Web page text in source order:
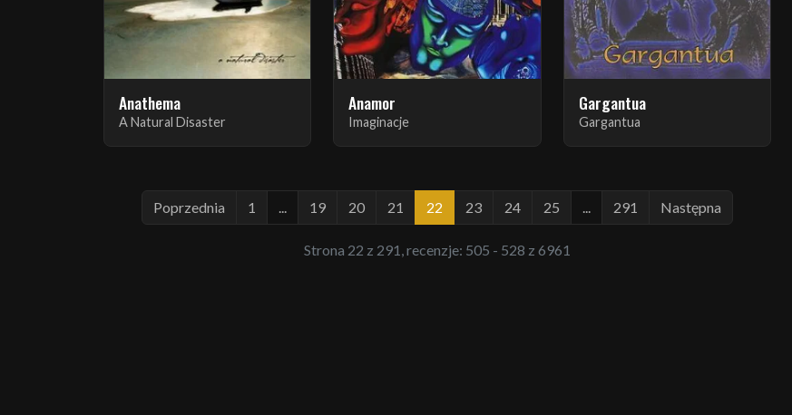
Anathema
A Natural Disaster
Anamor
Imaginacje
Gargantua
Gargantua
Poprzednia 1 19 20 21 22 23 24 25 291 Następna
Strona 22 z 291, recenzje: 505 - 528 z 6961